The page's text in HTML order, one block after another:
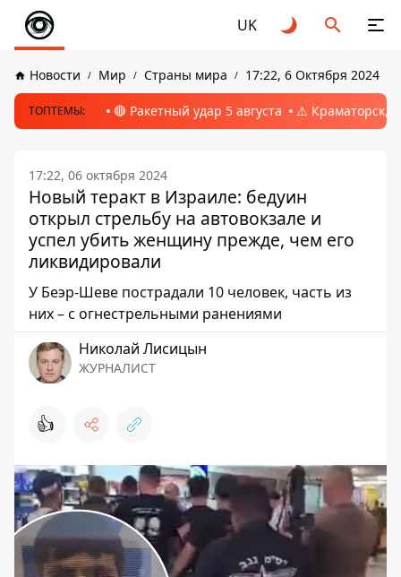
UK
Новости Мир Страны мира 17:22, 6 Октября 2024
ТОПТЕМЫ: 🔴 Ракетный удар 5 августа ⚠️ Краматорск,
17:22, 06 октября 2024
Новый теракт в Израиле: бедуин
открыл стрельбу на автовокзале и
успел убить женщину прежде, чем его
ликвидировали
У Беэр-Шеве пострадали 10 человек, часть из
них – с огнестрельными ранениями
Николай Лисицын
ЖУРНАЛИСТ
👍